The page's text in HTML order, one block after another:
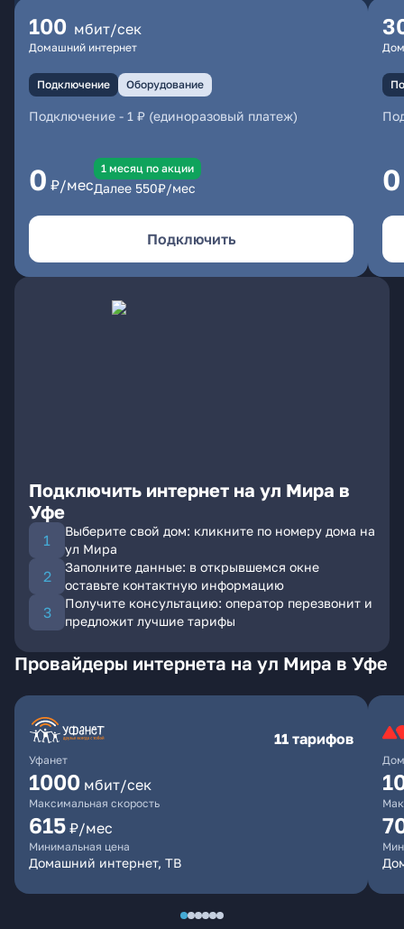
100 мбит/сек
Домашний интернет
Подключение Оборудование
Подключение - 1 ₽ (единоразовый платеж)
0 ₽/мес
1 месяц по акции
Далее 550₽/мес
Подключить
0
Подключить интернет на ул Мира в
Уфе
Выберите свой дом: кликните по номеру дома на
ул Мира
Заполните данные: в открывшемся окне
оставьте контактную информацию
Получите консультацию: оператор перезвонит и
предложит лучшие тарифы
Провайдеры интернета на ул Мира в Уфе
Уфанет
11 тарифов
1000 мбит/сек
Максимальная скорость
615 ₽/мес
Минимальная цена
Домашний интернет, ТВ